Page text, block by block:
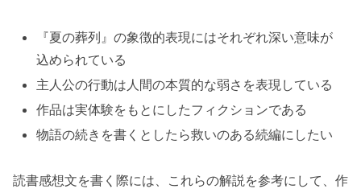
『夏の葬列』の象徴的表現にはそれぞれ深い意味が
込められている
主人公の行動は人間の本質的な弱さを表現している
作品は実体験をもとにしたフィクションである
物語の続きを書くとしたら救いのある続編にしたい
読書感想文を書く際には、これらの解説を参考にして、作